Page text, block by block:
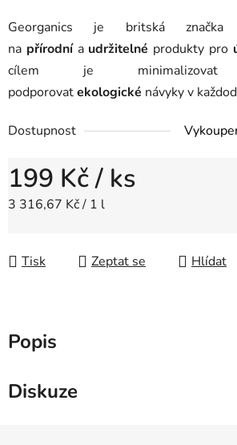
Georganics je britská značka
na přírodnía udržitelné produkty pro
cílem je
podporovatekologické návyky v
Dostupnost
199 Kč/ ks
Měrná cena:
3 316,67 Kč / 1 l
Tisk Zeptat se Hlídat
Popis
Diskuze